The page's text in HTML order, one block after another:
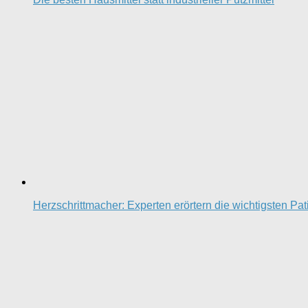
Herzschrittmacher: Experten erörtern die wichtigsten